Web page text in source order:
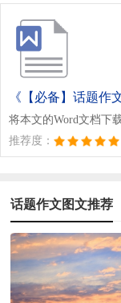
《【必备】话题作
将本文的Word文档下
推荐度：
话题作文图文推荐